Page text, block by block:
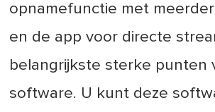
opnamefunctie met
en de app voor directe
belangrijkste sterke punten
software. U kunt deze